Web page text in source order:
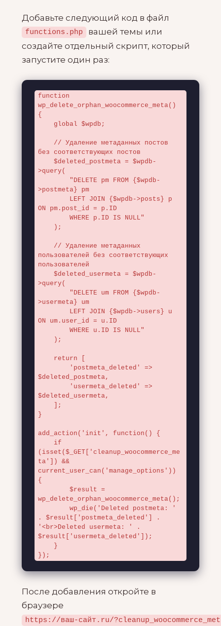
Добавьте следующий код в файл
functions.php
вашей темы или
создайте отдельный скрипт, который
запустите один раз:
function
wp_delete_orphan_woocommerce_meta()
{
без соответствующих постов
>query(
>postmeta} pm
ON pm.post_id = p.ID
пользователей без соответствующих
пользователей
>query(
>usermeta} um
ON um.user_id = u.ID
$deleted_postmeta,
$deleted_usermeta,
}
add_action('init', function() {
(isset($_GET['cleanup_woocommerce_me
ta']) &&
current_user_can('manage_options'))
{
wp_delete_orphan_woocommerce_meta();
. $result['postmeta_deleted'] .
'<br>Deleted usermeta: ' .
$result['usermeta_deleted']);
});
После добавления откройте в
браузере
https://ваш-сайт.ru/